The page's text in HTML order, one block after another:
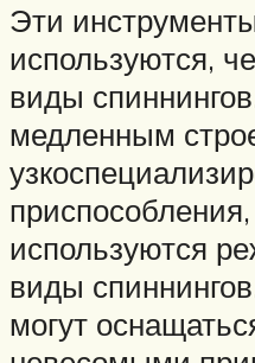
Эти
используются,
виды
медленным
используются
виды
могут